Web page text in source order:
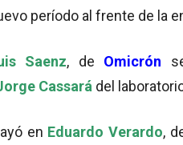
período al frente de la
Saenz, de Omicrón
Cassará del
en Eduardo Verardo,